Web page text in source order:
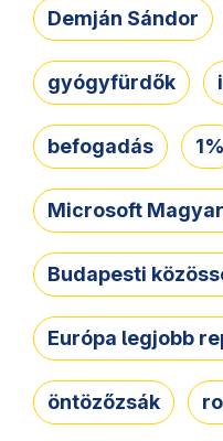
Demján Sándor
gyógyfürdők
befogadás 1%
Microsoft
Budapesti
Európa legjobb
öntözőzsák